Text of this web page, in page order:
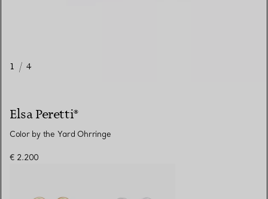
1 / 4
Elsa Peretti®
Color by the Yard Ohrringe
€ 2.200